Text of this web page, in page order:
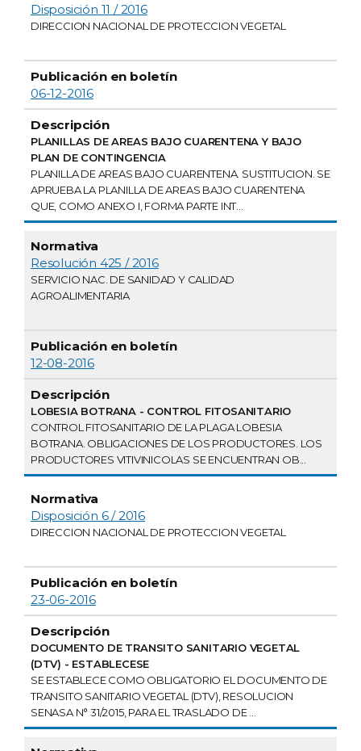
Disposición 11 / 2016
DIRECCION NACIONAL DE PROTECCION VEGETAL
06-12-2016
PLANILLAS DE AREAS BAJO CUARENTENA Y BAJO
PLAN DE CONTINGENCIA
PLANILLA DE AREAS BAJO CUARENTENA. SUSTITUCION. SE
APRUEBA LA PLANILLA DE AREAS BAJO CUARENTENA
QUE, COMO ANEXO I, FORMA PARTE INT...
Resolución 425 / 2016
SERVICIO NAC. DE SANIDAD Y CALIDAD
AGROALIMENTARIA
12-08-2016
LOBESIA BOTRANA - CONTROL FITOSANITARIO
CONTROL FITOSANITARIO DE LA PLAGA LOBESIA
BOTRANA. OBLIGACIONES DE LOS PRODUCTORES. LOS
PRODUCTORES VITIVINICOLAS SE ENCUENTRAN OB...
Disposición 6 / 2016
DIRECCION NACIONAL DE PROTECCION VEGETAL
23-06-2016
DOCUMENTO DE TRANSITO SANITARIO VEGETAL
(DTV) - ESTABLECESE
SE ESTABLECE COMO OBLIGATORIO EL DOCUMENTO DE
TRANSITO SANITARIO VEGETAL (DTV), RESOLUCION
SENASA N° 31/2015, PARA EL TRASLADO DE ...